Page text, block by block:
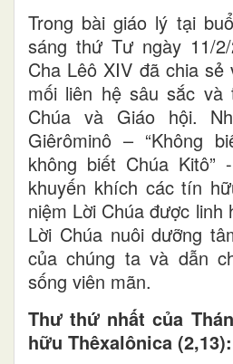
Trong bài giáo lý tại
sáng thứ Tư ngày 11/
Cha Lêô XIV đã chia
mối liên hệ sâu sắc và
Chúa và Giáo hội.
Giêrôminô – “Không
không biết Chúa Kitô”
khuyến khích các tín
niệm Lời Chúa được linh
Lời Chúa nuôi dưỡng
của chúng ta và dẫn
sống viên mãn.
Thư thứ nhất của
hữu Thêxalônica (2,13):